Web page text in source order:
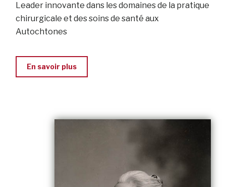
Leader innovante dans les domaines de la pratique
chirurgicale et des soins de santé aux
Autochtones
En savoir plus